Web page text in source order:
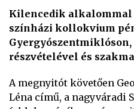
Kilencedik alkalommal
színházi kollokvium
részvételével és
A megnyitót követően
Léna című, a nagyváradi